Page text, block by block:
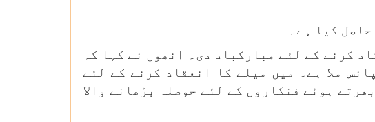
فلمی میلے کا انعقاد کرنے کے لئے مبارکباد دی۔ انھوں نے کہا کہ
ملا ہے۔ میں میلے کا انعقاد کرنے کے لئے
ہوئے فنکاروں کے لئے حوصلہ بڑھانے والا